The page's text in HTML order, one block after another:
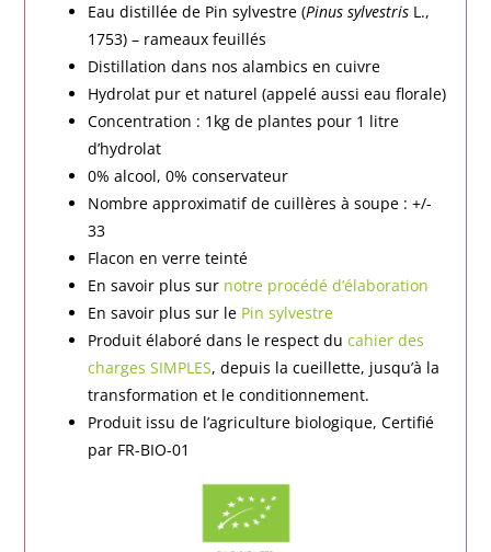
Eau distillée de Pin sylvestre (Pinus sylvestrisL.,
1753) – rameaux feuillés
Distillation dans nos alambics en cuivre
Hydrolat pur et naturel (appelé aussi eau florale)
Concentration : 1kg de plantes pour 1 litre
d’hydrolat
0% alcool, 0% conservateur
Nombre approximatif de cuillères à soupe : +/-
33
Flacon en verre teinté
En savoir plus sur notre procédé d’élaboration
En savoir plus sur le Pin sylvestre
Produit élaboré dans le respect du cahier des
charges SIMPLES, depuis la cueillette, jusqu’à la
transformation et le conditionnement.
Produit issu de l’agriculture biologique, Certifié
par FR-BIO-01